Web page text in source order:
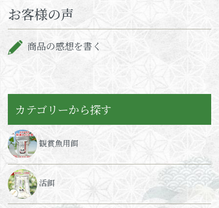
カテゴリーから探す
観賞魚用餌
活餌
お客様の声
商品の感想を書く